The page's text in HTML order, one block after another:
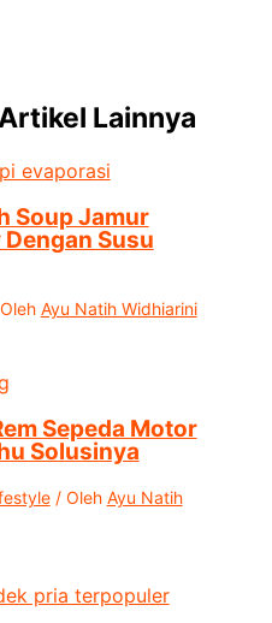
Lainnya
Soup Jamur
Susu
Ayu Natih Widhiarini
Sepeda Motor
Solusinya
/ Oleh Ayu Natih